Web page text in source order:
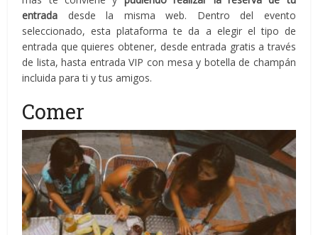
entrada desde la misma web. Dentro del evento
seleccionado, esta plataforma te da a elegir el tipo de
entrada que quieres obtener, desde entrada gratis a través
de lista, hasta entrada VIP con mesa y botella de champán
incluida para ti y tus amigos.
Comer